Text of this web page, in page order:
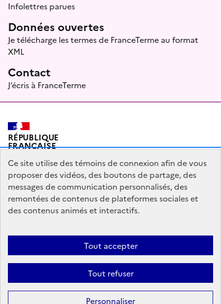
Infolettres parues
Données ouvertes
Je télécharge les termes de FranceTerme au format
XML
Contact
J’écris à FranceTerme
RÉPUBLIQUE
FRANÇAISE
Plan du site Mentions légales Qui sommes-nous ?
Partagez votre expérience pour améliorer les services
Accessibilité : partiellement conforme
gouvernement.fr
Ce site utilise des témoins de connexion afin de vous
proposer des vidéos, des boutons de partage, des
messages de communication personnalisés, des
remontées de contenus de plateformes sociales et
des contenus animés et interactifs.
Tout accepter
Tout refuser
Personnaliser